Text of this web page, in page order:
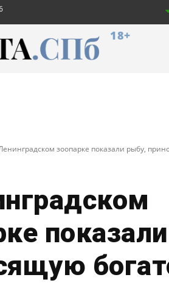
18+
зоопарке показали рыбу,